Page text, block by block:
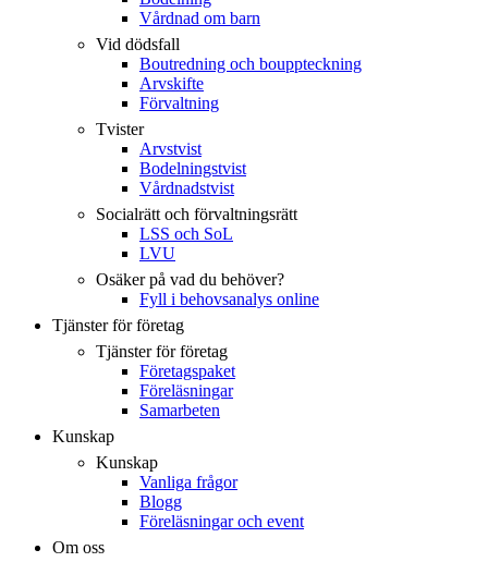
Vårdnad om barn
Vid dödsfall
Boutredning och bouppteckning
Arvskifte
Förvaltning
Tvister
Arvstvist
Bodelningstvist
Vårdnadstvist
Socialrätt och förvaltningsrätt
LSS och SoL
LVU
Osäker på vad du behöver?
Fyll i behovsanalys online
Tjänster för företag
Tjänster för företag
Företagspaket
Föreläsningar
Samarbeten
Kunskap
Kunskap
Vanliga frågor
Blogg
Föreläsningar och event
Om oss